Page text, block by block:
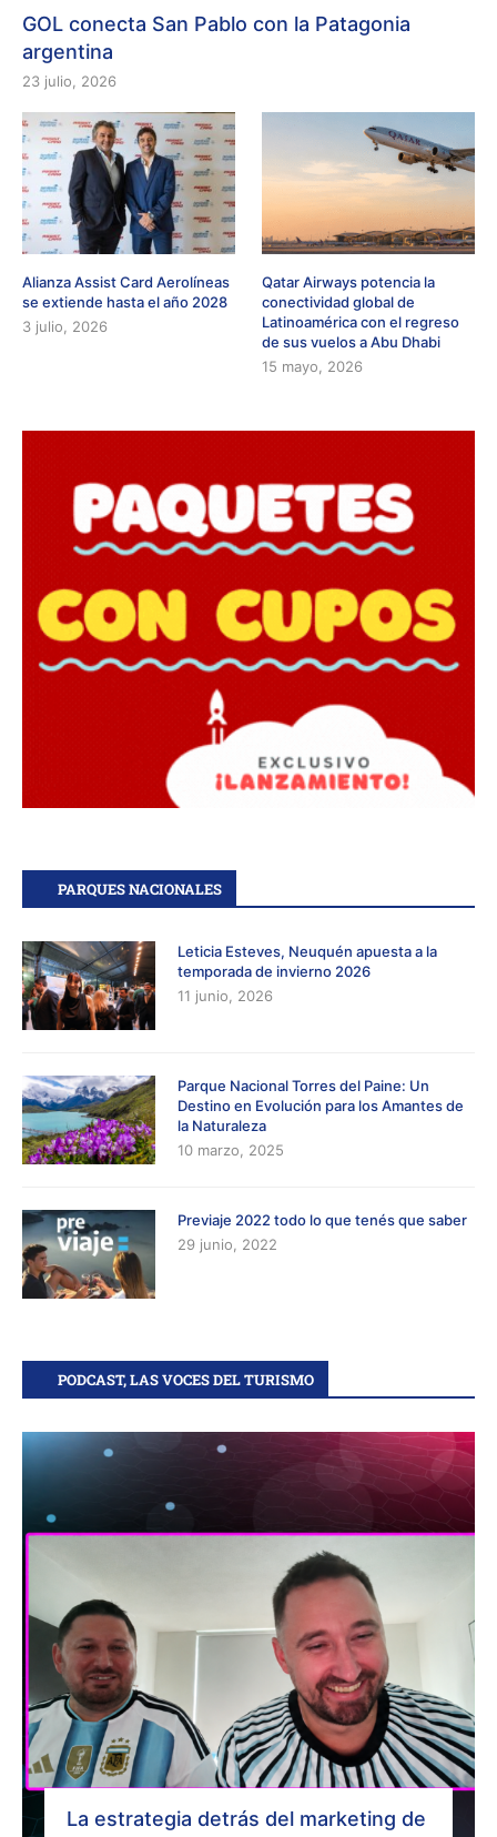
GOL conecta San Pablo con la Patagonia
argentina
23 julio, 2026
Alianza Assist Card Aerolíneas
se extiende hasta el año 2028
3 julio, 2026
Qatar Airways potencia la
conectividad global de
Latinoamérica con el regreso
de sus vuelos a Abu Dhabi
15 mayo, 2026
PARQUES NACIONALES
Leticia Esteves, Neuquén apuesta a la
temporada de invierno 2026
11 junio, 2026
Parque Nacional Torres del Paine: Un
Destino en Evolución para los Amantes de
la Naturaleza
10 marzo, 2025
Previaje 2022 todo lo que tenés que saber
29 junio, 2022
PODCAST, LAS VOCES DEL TURISMO
La estrategia detrás del marketing de